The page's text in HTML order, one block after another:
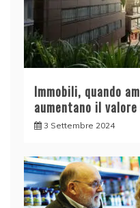
Immobili, quando
aumentano il
3 Settembre 2024